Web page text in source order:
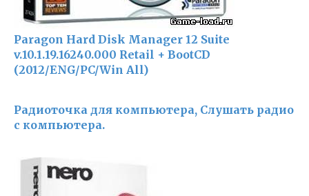
Paragon Hard Disk Manager 12 Suite
v.10.1.19.16240.000 Retail + BootCD
(2012/ENG/PC/Win All)
Радиоточка для компьютера, Слушать радио
с компьютера.